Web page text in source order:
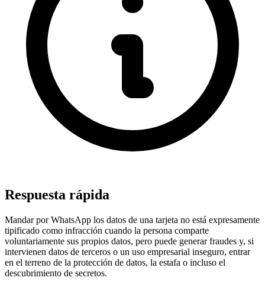
Respuesta rápida
Mandar por WhatsApp los datos de una tarjeta no está expresamente
tipificado como infracción cuando la persona comparte
voluntariamente sus propios datos, pero puede generar fraudes y, si
intervienen datos de terceros o un uso empresarial inseguro, entrar
en el terreno de la protección de datos, la estafa o incluso el
descubrimiento de secretos.